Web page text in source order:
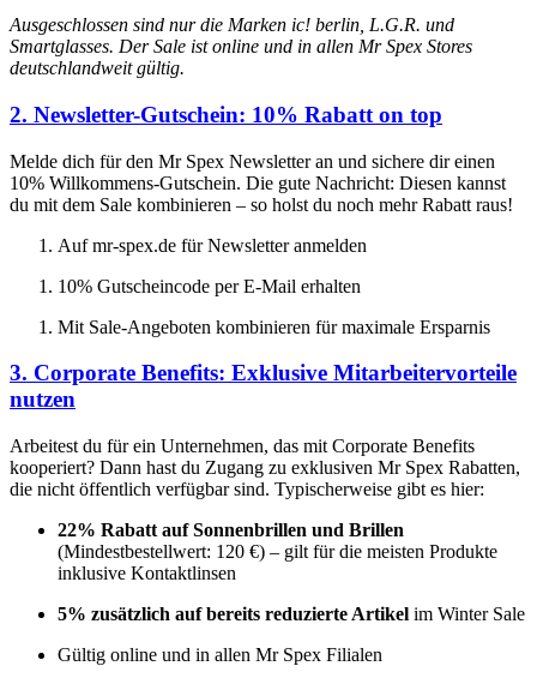
Ausgeschlossen sind nur die Marken ic! berlin, L.G.R. und
Smartglasses. Der Sale ist online und in allen Mr Spex Stores
deutschlandweit gültig.
2. Newsletter-Gutschein: 10% Rabatt on top
Melde dich für den Mr Spex Newsletter an und sichere dir einen
10% Willkommens-Gutschein. Die gute Nachricht: Diesen kannst
du mit dem Sale kombinieren – so holst du noch mehr Rabatt raus!
Auf mr-spex.de für Newsletter anmelden
10% Gutscheincode per E-Mail erhalten
Mit Sale-Angeboten kombinieren für maximale Ersparnis
3. Corporate Benefits: Exklusive Mitarbeitervorteile
nutzen
Arbeitest du für ein Unternehmen, das mit Corporate Benefits
kooperiert? Dann hast du Zugang zu exklusiven Mr Spex Rabatten,
die nicht öffentlich verfügbar sind. Typischerweise gibt es hier:
22% Rabatt auf Sonnenbrillen und Brillen
(Mindestbestellwert: 120 €) – gilt für die meisten Produkte
inklusive Kontaktlinsen
5% zusätzlich auf bereits reduzierte Artikel im Winter Sale
Gültig online und in allen Mr Spex Filialen